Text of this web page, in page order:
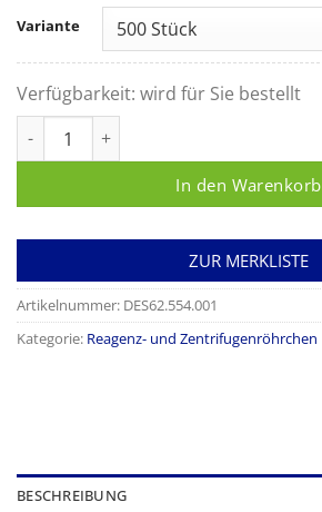
Variante
Verfügbarkeit: wird für Sie bestellt
In den Warenkorb
ZUR MERKLISTE
Artikelnummer: DES62.554.001
Kategorie: Reagenz- und Zentrifugenröhrchen
BESCHREIBUNG